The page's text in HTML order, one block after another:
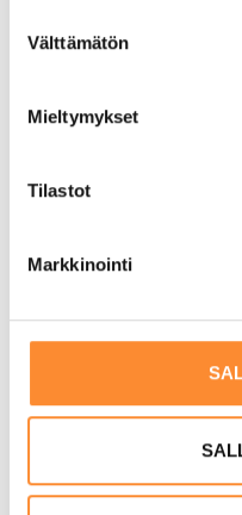
Välttämätön
Mieltymykset
Tilastot
Markkinointi
APPI-
keväällä 2026
28 marraskuun, 2025